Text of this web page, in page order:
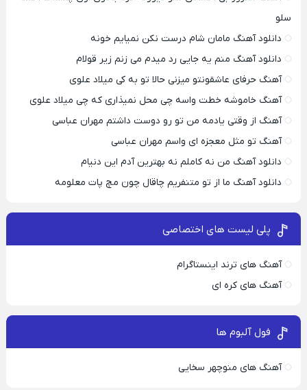
سلو
دانلود آهنگ مامان شام درست نکن نمیایم خونه
دانلود آهنگ منم یه جایی رد میدم می زنم زیر قولام
آهنگ حرفای عاشقونتو میزنی حالا تو به کی میلاد علوی
آهنگ خاموشه خطت واسه چی محل نمیذاری که چی میلاد علوی
آهنگ از وقتی یادمه من تو رو دوست داشتم مهران عباسی
آهنگ تو مثل معجزه ای واسم مهران عباسی
دانلود آهنگ من نه کاملم نه بهترین آدم این دنیام
دانلود آهنگ ما از تو متنفریم چاقال چون مچ پات معلومه
پلی لیست های اختصاصی
آهنگ های ترند اینستاگرام
آهنگ های کره ای
فول آلبوم ها
آهنگ های منوچهر سخایی